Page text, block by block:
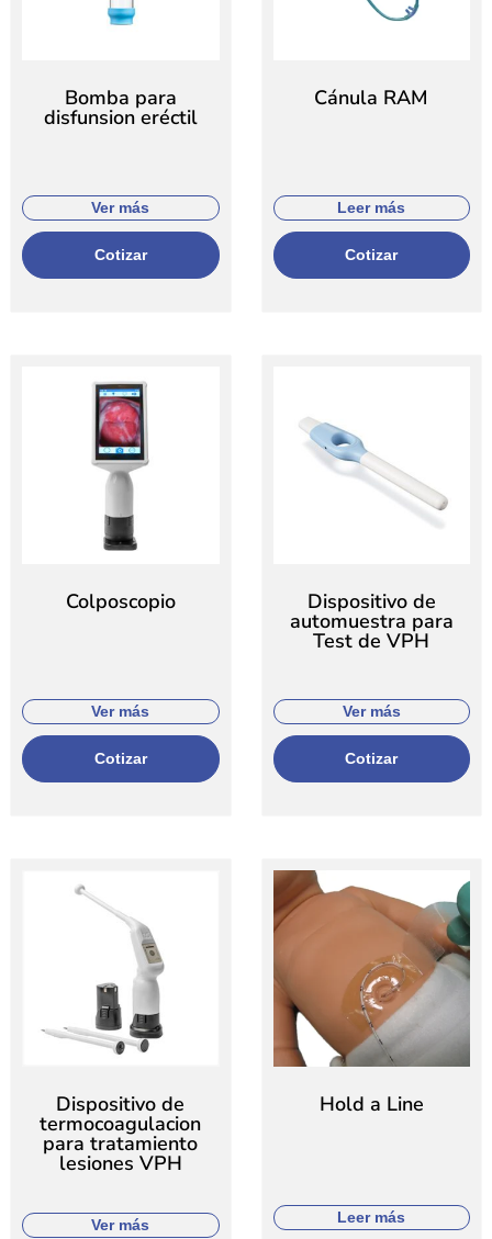
Bomba para
disfunsion eréctil
Ver más
Cotizar
Cánula RAM
Leer más
Cotizar
Colposcopio
Ver más
Cotizar
Dispositivo de
automuestra para
Test de VPH
Ver más
Cotizar
Dispositivo de
termocoagulacion
para tratamiento
lesiones VPH
Ver más
Hold a Line
Leer más